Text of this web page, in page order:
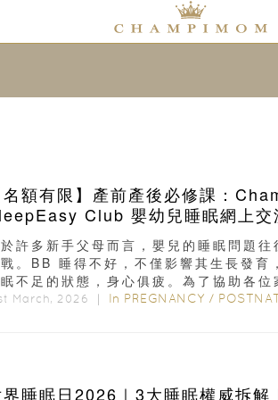
名額有限】產前產後必修課：
Club 嬰幼兒睡眠網上交
許多新手父母而言，嬰兒的睡眠問題往
。BB 睡得不好，不僅影響其生長發育
不足的狀態，身心俱疲。為了協助各位
March, 2026 ｜ In PREGNANCY /
睡眠日2026｜3大睡眠權威拆解